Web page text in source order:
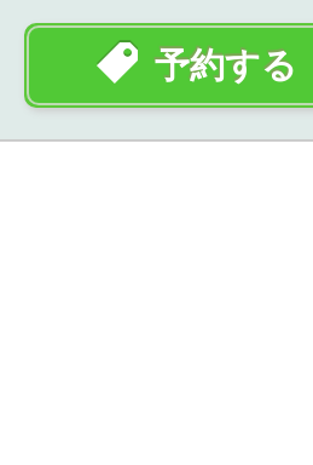
予約する